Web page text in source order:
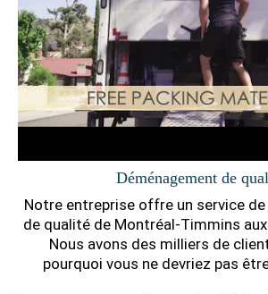
Déménagement de
Notre entreprise offre un service
de qualité de Montréal-Timmins
Nous avons des milliers de
pourquoi vous ne devriez pas